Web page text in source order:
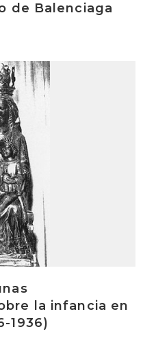
de Balenciaga
la infancia en
1936)